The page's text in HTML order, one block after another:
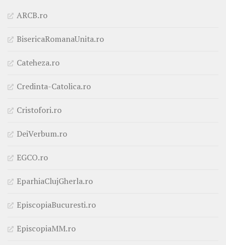
ARCB.ro
BisericaRomanaUnita.ro
Cateheza.ro
Credinta-Catolica.ro
Cristofori.ro
DeiVerbum.ro
EGCO.ro
EparhiaClujGherla.ro
EpiscopiaBucuresti.ro
EpiscopiaMM.ro